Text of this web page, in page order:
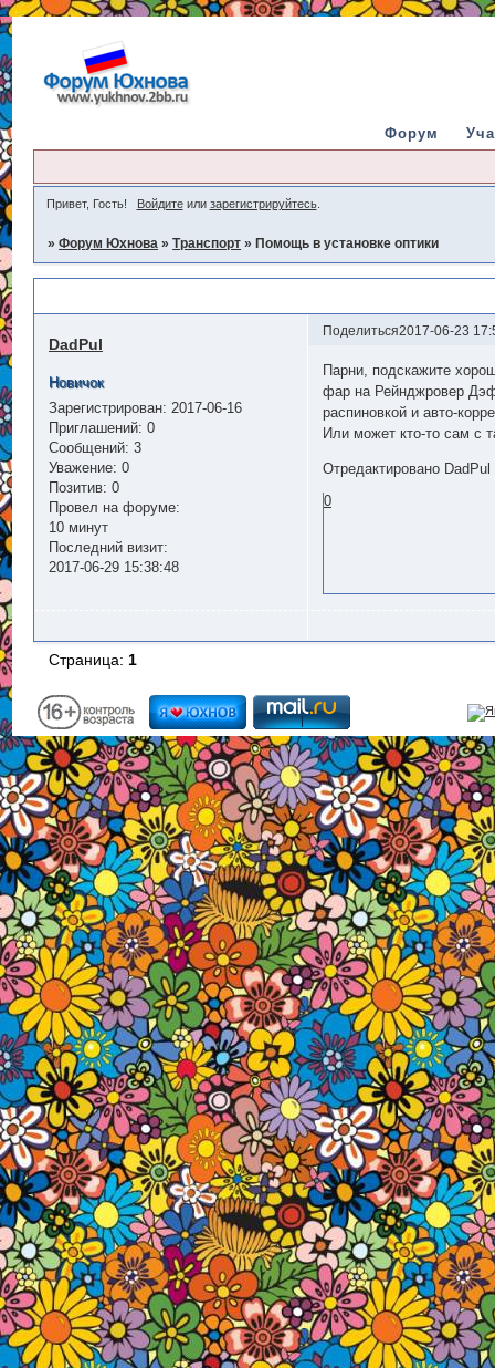
Форум
Привет, Гость! Войдитеили зарегистрируйтесь.
»Форум Юхнова »Транспорт » Помощь в установке оптики
Поделиться2017-06-23
DadPul
Новичок
Зарегистрирован: 2017-06-16
Приглашений: 0
Сообщений: 3
Уважение: 0
Позитив: 0
Провел на форуме:
10 минут
Последний визит:
2017-06-29 15:38:48
Парни, подскажите
фар на Рейнджровер
распиновкой и авто-
Или может кто-то сам с
Отредактировано
0
Страница: 1